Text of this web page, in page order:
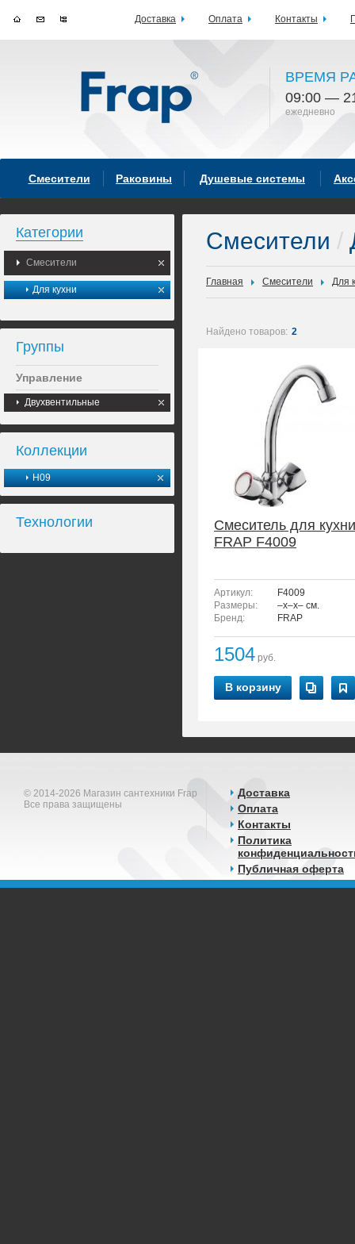
ВРЕМЯ
09:00 —
ежедневно
Смесители Раковины Душевые системы
Категории
Смесители
Для кухни
Группы
Управление
Двухвентильные
Коллекции
H09
Технологии
Смесители /
Главная Смесители Для
Найдено товаров: 2
Смеситель для кухни
FRAP F4009
Артикул:
F4009
Размеры:
–x–x– см.
Бренд:
FRAP
1504 руб.
В корзину
© 2014-2026 Магазин сантехники Frap
Все права защищены
Доставка
Оплата
Контакты
Политика
Публичная оферта
Доставка Оплата Контакты